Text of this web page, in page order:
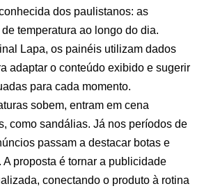
dos paulistanos: as
temperatura ao longo do dia.
Lapa, os painéis utilizam dados
adaptar o conteúdo exibido e sugerir
para cada momento.
sobem, entram em cena
como sandálias. Já nos períodos de
passam a destacar botas e
proposta é tornar a publicidade
conectando o produto à rotina